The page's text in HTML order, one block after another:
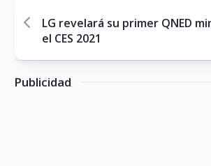
LG revelará su primer QNED
el CES 2021
Publicidad